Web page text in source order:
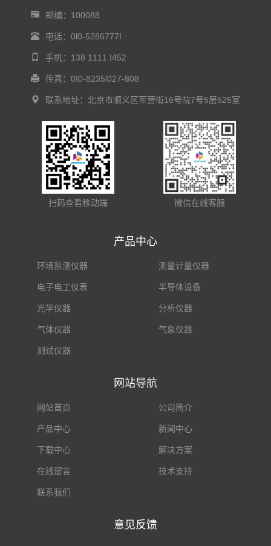
邮编：100088
电话：0l0-5286777I
手机：138 1111 I452
传真：0I0-8235l027-808
联系地址：北京市顺义区军营街16号院7号5层525室
扫码查看移动端 微信在线客服
产品中心
环境监测仪器 测量计量仪器
电子电工仪表 半导体设备
光学仪器 分析仪器
气体仪器 气象仪器
测试仪器
网站导航
网站首页 公司简介
产品中心 新闻中心
下载中心 解决方案
在线留言 技术支持
联系我们
意见反馈